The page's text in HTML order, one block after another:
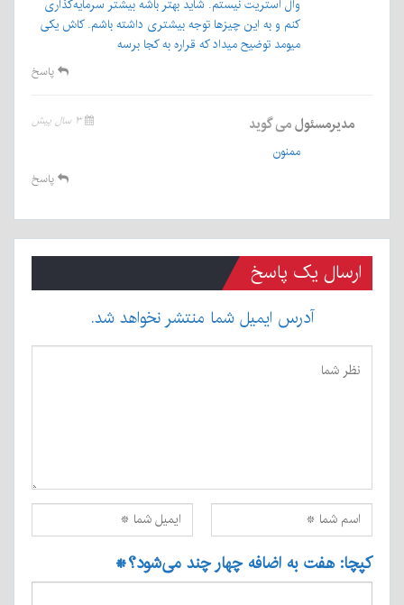
وال استریت نیستم. شاید بهتر باشه بیشتر سرمایه‌گذاری
کنم و به این چیزها توجه بیشتری داشته باشم. کاش یکی
میومد توضیح میداد که قراره به کجا برسه
پاسخ
مدیرمسئولمی گوید ۳ سال پیش
ممنون
پاسخ
ارسال یک پاسخ
آدرس ایمیل شما منتشر نخواهد شد.
کپچا: هفت به اضافه چهار چند می‌شود؟*